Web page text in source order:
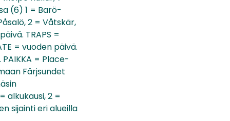
(6) 1 = Barö-
2 = Våtskär,
TRAPS =
= vuoden päivä.
= Place-
Färjsundet
alkukausi, 2 =
sijainti eri alueilla